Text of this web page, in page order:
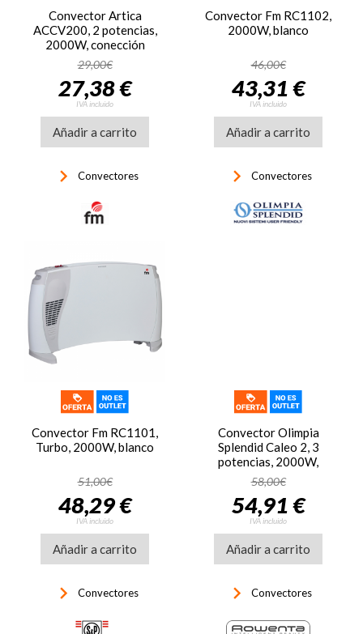
Convector Artica
ACCV200, 2 potencias,
2000W, conección
natural, termostato
regulable, negro
29,00€
27,38 €
IVA incluido
Añadir a carrito
keyboard_arrow_right Convectores
Convector Fm RC1102,
2000W, blanco
46,00€
43,31 €
IVA incluido
Añadir a carrito
keyboard_arrow_right Convectores
Convector Fm RC1101,
Turbo, 2000W, blanco
51,00€
48,29 €
IVA incluido
Añadir a carrito
keyboard_arrow_right Convectores
Convector Olimpia
Splendid Caleo 2, 3
potencias, 2000W,
termostato seguridad,
hasta 60 m3, blanco
58,00€
54,91 €
IVA incluido
Añadir a carrito
keyboard_arrow_right Convectores